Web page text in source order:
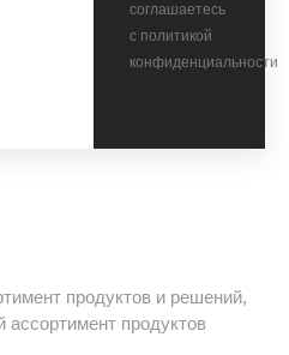
соглашаетесь
с политикой
конфиденциальности
продуктов и решений,
продуктов